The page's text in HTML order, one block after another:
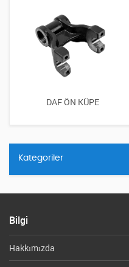
DAF ÖN KÜPE
Kategoriler
Bilgi
Hakkımızda